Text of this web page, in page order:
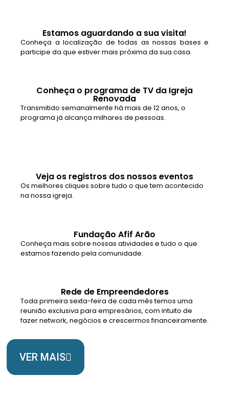
Estamos aguardando a sua visita!
Conheça a localização de todas as nossas bases e
participe da que estiver mais próxima da sua casa.
Conheça o programa de TV da Igreja
Renovada
Transmitido semanalmente há mais de 12 anos, o
programa já alcança milhares de pessoas.
Veja os registros dos nossos eventos
Os melhores cliques sobre tudo o que tem acontecido
na nossa igreja.
Fundação Afif Arão
Conheça mais sobre nossas atividades e tudo o que
estamos fazendo pela comunidade.
Rede de Empreendedores
Toda primeira sexta-feira de cada mês temos uma
reunião exclusiva para empresários, com intuito de
fazer network, negócios e crescermos financeiramente.
VER MAIS